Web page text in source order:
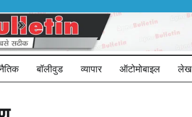
बॉलीवुड व्यापार ऑटोमोबाइल लेख